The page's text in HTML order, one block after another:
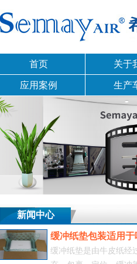
首页 关于
应用案例 生产
新闻中心
缓冲纸垫包装适用
缓冲纸垫是由牛皮纸经